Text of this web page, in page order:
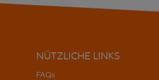
NÜTZLICHE LINKS
FAQs